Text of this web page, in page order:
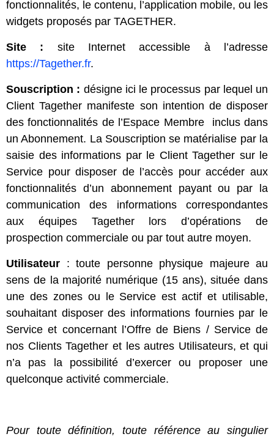
fonctionnalités, le contenu, l’application mobile, ou les
widgets proposés par TAGETHER.
Site : site Internet accessible à l’adresse
https://Tagether.fr.
Souscription : désigne ici le processus par lequel un
Client Tagether manifeste son intention de disposer
des fonctionnalités de l’Espace Membre inclus dans
un Abonnement. La Souscription se matérialise par la
saisie des informations par le Client Tagether sur le
Service pour disposer de l’accès pour accéder aux
fonctionnalités d’un abonnement payant ou par la
communication des informations correspondantes
aux équipes Tagether lors d’opérations de
prospection commerciale ou par tout autre moyen.
Utilisateur : toute personne physique majeure au
sens de la majorité numérique (15 ans), située dans
une des zones ou le Service est actif et utilisable,
souhaitant disposer des informations fournies par le
Service et concernant l’Offre de Biens / Service de
nos Clients Tagether et les autres Utilisateurs, et qui
n’a pas la possibilité d’exercer ou proposer une
quelconque activité commerciale.
Pour toute définition, toute référence au singulier